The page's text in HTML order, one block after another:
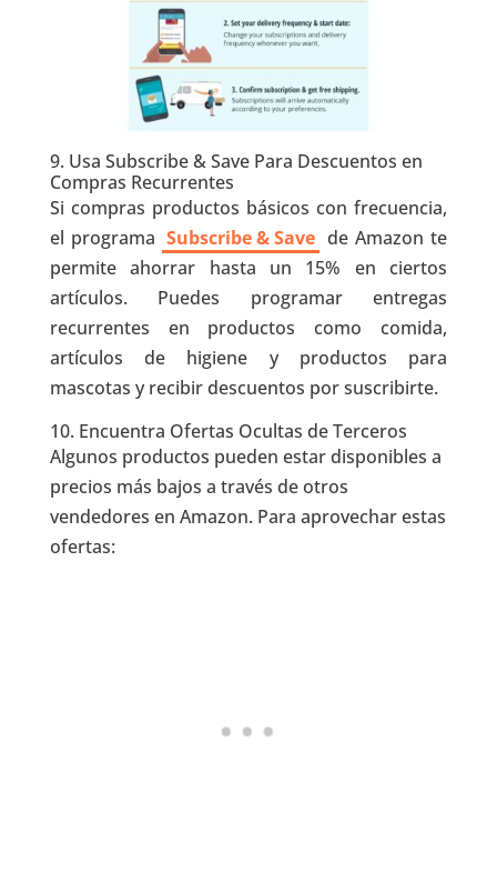
9. Usa Subscribe & Save Para Descuentos en
Compras Recurrentes
Si compras productos básicos con frecuencia,
el programa Subscribe & Save de Amazon te
permite ahorrar hasta un 15% en ciertos
artículos. Puedes programar entregas
recurrentes en productos como comida,
artículos de higiene y productos para
mascotas y recibir descuentos por suscribirte.
10. Encuentra Ofertas Ocultas de Terceros
Algunos productos pueden estar disponibles a
precios más bajos a través de otros
vendedores en Amazon. Para aprovechar estas
ofertas: